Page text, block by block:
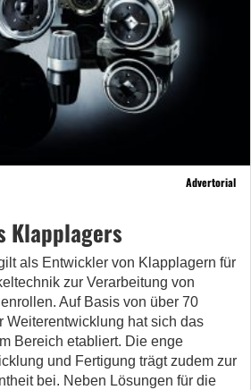
Advertorial
Klapplagers
als Entwickler von Klapplagern für
zur Verarbeitung von
Auf Basis von über 70
Weiterentwicklung hat sich das
Bereich etabliert. Die enge
und Fertigung trägt zudem zur
bei. Neben Lösungen für die